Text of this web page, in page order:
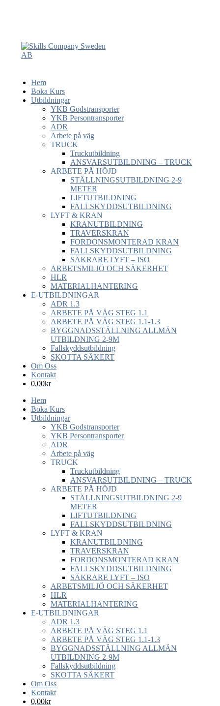
Hem
Boka Kurs
Utbildningar
YKB Godstransporter
YKB Persontransporter
ADR
Arbete på väg
TRUCK
Truckutbildning
ANSVARSUTBILDNING – TRUCK
ARBETE PÅ HÖJD
STÄLLNINGSUTBILDNING 2-9
METER
LIFTUTBILDNING
FALLSKYDDSUTBILDNING
LYFT & KRAN
KRANUTBILDNING
TRAVERSKRAN
FORDONSMONTERAD KRAN
FALLSKYDDSUTBILDNING
SÄKRARE LYFT – ISO
ARBETSMILJÖ OCH SÄKERHET
HLR
MATERIALHANTERING
E-UTBILDNINGAR
ADR 1.3
ARBETE PÅ VÄG STEG 1.1
ARBETE PÅ VÄG STEG 1.1-1.3
BYGGNADSSTÄLLNING ALLMÄN
UTBILDNING 2-9M
Fallskyddsutbildning
SKOTTA SÄKERT
Om Oss
Kontakt
0,00kr
Hem
Boka Kurs
Utbildningar
YKB Godstransporter
YKB Persontransporter
ADR
Arbete på väg
TRUCK
Truckutbildning
ANSVARSUTBILDNING – TRUCK
ARBETE PÅ HÖJD
STÄLLNINGSUTBILDNING 2-9
METER
LIFTUTBILDNING
FALLSKYDDSUTBILDNING
LYFT & KRAN
KRANUTBILDNING
TRAVERSKRAN
FORDONSMONTERAD KRAN
FALLSKYDDSUTBILDNING
SÄKRARE LYFT – ISO
ARBETSMILJÖ OCH SÄKERHET
HLR
MATERIALHANTERING
E-UTBILDNINGAR
ADR 1.3
ARBETE PÅ VÄG STEG 1.1
ARBETE PÅ VÄG STEG 1.1-1.3
BYGGNADSSTÄLLNING ALLMÄN
UTBILDNING 2-9M
Fallskyddsutbildning
SKOTTA SÄKERT
Om Oss
Kontakt
0,00kr